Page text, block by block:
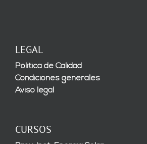
LEGAL
Política de Calidad
Condiciones generales
Aviso legal
CURSOS